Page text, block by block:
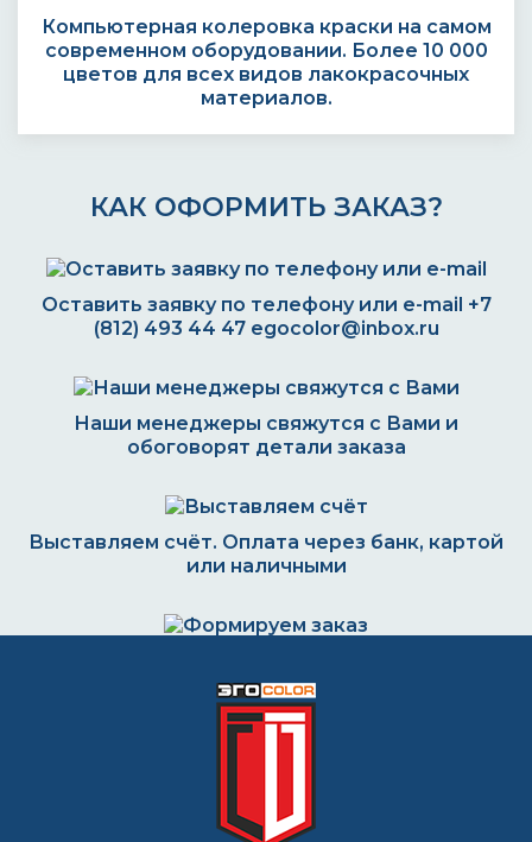
Компьютерная колеровка краски на самом
современном оборудовании. Более 10 000
цветов для всех видов лакокрасочных
материалов.
КАК ОФОРМИТЬ ЗАКАЗ?
Оставить заявку по телефону или e-mail +7
(812) 493 44 47 egocolor@inbox.ru
Наши менеджеры свяжутся с Вами и
обоговорят детали заказа
Выставляем счёт. Оплата через банк, картой
или наличными
компанией
ВОПРОС-ОТВЕТ